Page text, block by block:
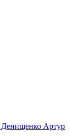
Денищенко Артур